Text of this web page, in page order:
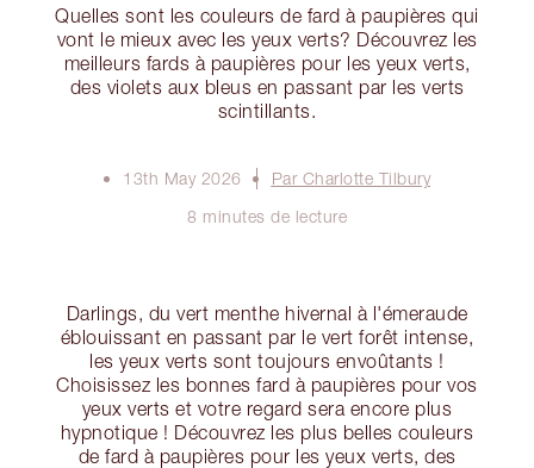
Quelles sont les couleurs de fard à paupières qui
vont le mieux avec les yeux verts? Découvrez les
meilleurs fards à paupières pour les yeux verts,
des violets aux bleus en passant par les verts
scintillants.
13th May 2026
Par Charlotte Tilbury
8 minutes de lecture
Darlings, du vert menthe hivernal à l'émeraude
éblouissant en passant par le vert forêt intense,
les yeux verts sont toujours envoûtants !
Choisissez les bonnes fard à paupières pour vos
yeux verts et votre regard sera encore plus
hypnotique ! Découvrez les plus belles couleurs
de fard à paupières pour les yeux verts, des